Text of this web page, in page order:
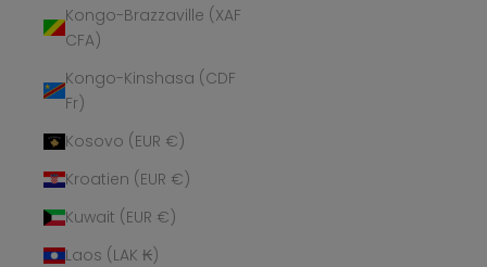
Kongo-Brazzaville (XAF
CFA)
Kongo-Kinshasa (CDF
Fr)
Kosovo (EUR €)
Kroatien (EUR €)
Kuwait (EUR €)
Laos (LAK ₭)